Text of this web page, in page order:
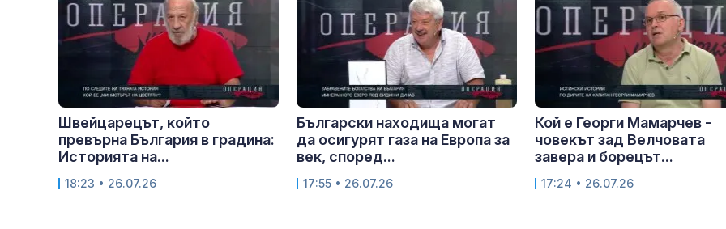
Швейцарецът, който
превърна България в градина:
Историята на...
18:23 • 26.07.26
Български находища могат
да осигурят газа на Европа за
век, според...
17:55 • 26.07.26
Кой е Георги Мамарчев -
човекът зад Велчовата
завера и борецът...
17:24 • 26.07.26